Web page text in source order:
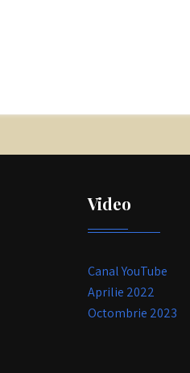
Video
Canal YouTube
Aprilie 2022
Octombrie 2023